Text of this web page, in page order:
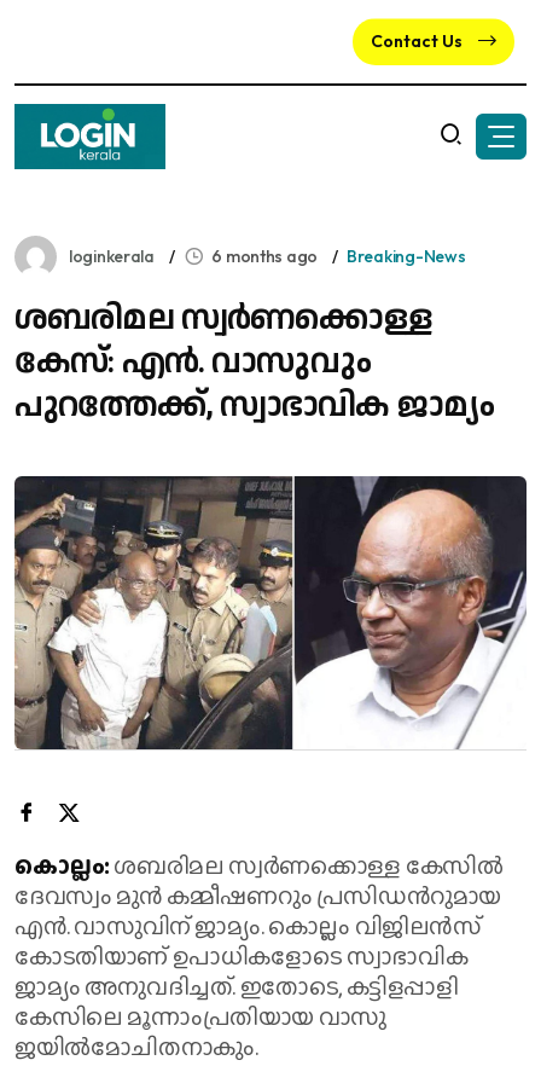
Contact Us
loginkerala 6 months ago Breaking-News
ശബരിമല സ്വര്‍ണക്കൊള്ള
കേസ്: എൻ. വാസുവും
പുറത്തേക്ക്, സ്വാഭാവിക ജാമ്യം
കൊല്ലം:ശബരിമല സ്വർണക്കൊള്ള കേസിൽ
ദേവസ്വം മുൻ കമ്മീഷണറും പ്രസിഡന്‍റുമായ
എൻ. വാസുവിന് ജാമ്യം. കൊല്ലം വിജിലന്‍സ്
കോടതിയാണ് ഉപാധികളോടെ സ്വാഭാവിക
ജാമ്യം അനുവദിച്ചത്. ഇതോടെ, കട്ടിളപ്പാളി
കേസിലെ മൂന്നാംപ്രതിയായ വാസു
ജയിൽമോചിതനാകും.